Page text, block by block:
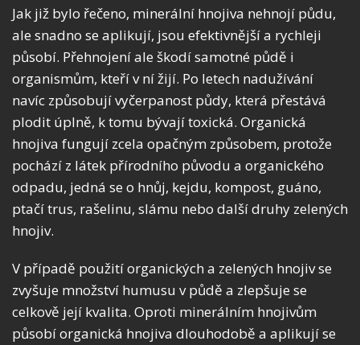
Jak již bylo řečeno, minerální hnojiva nehnojí půdu,
ale snadno se aplikují, jsou efektivnější a rychleji
působí. Přehnojení ale škodí samotné půdě i
organismům, kteří v ní žijí. Po letech nadužívání
navíc způsobují vyčerpanost půdy, která přestává
plodit úplně, k tomu bývají toxická. Organická
hnojiva fungují zcela opačným způsobem, protože
pochází z látek přírodního původu a organického
odpadu, jedná se o hnůj, kejdu, kompost, guáno,
ptačí trus, rašelinu, slámu nebo další druhy zelených
hnojiv.
V případě použití organických a zelených hnojiv se
zvyšuje množství humusu v půdě a zlepšuje se
celkově její kvalita. Oproti minerálním hnojivům
působí organická hnojiva dlouhodobě a aplikují se